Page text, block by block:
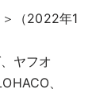
（2022年1
ヤフオ
、